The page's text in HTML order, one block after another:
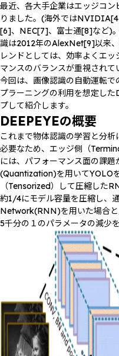
最近、各大手企業はエッジコ
りました。(海外では
[6]、NEC[7]、富士通[8]など)
識は2012年のAlexNet[9]以来
レンドとしては、効率よくエ
マンスのバランスが重視されて
今回は、画像認識の自動運転
プラーニングの利用を想定し
プして紹介します。
DEEPEYEの概要
これまで物体認識の学習と分
必要なため、エッジ側（
には、パフォーマンス面の課
(Quantization)を用いてYOLO
（Tensorized）して圧縮した
約1/4にモデル容量を圧縮し、
Network(RNN)を用いた場合と
5千分の１のパラメータの減少